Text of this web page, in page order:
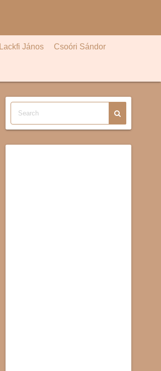
Lackfi János Csoóri Sándor